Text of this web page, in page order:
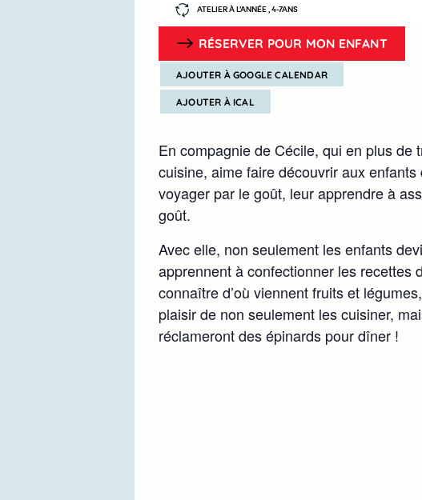
ATELIER À L’ANNÉE , 4-7ANS
RÉSERVER POUR MON ENFANT
AJOUTER À GOOGLE CALENDAR
AJOUTER À ICAL
En compagnie de Cécile, qui en plus de
cuisine, aime faire découvrir aux
voyager par le goût, leur apprendre à
goût.
Avec elle, non seulement les enfants
apprennent à confectionner les recettes
connaître d’où viennent fruits et
plaisir de non seulement les cuisiner,
réclameront des épinards pour dîner !